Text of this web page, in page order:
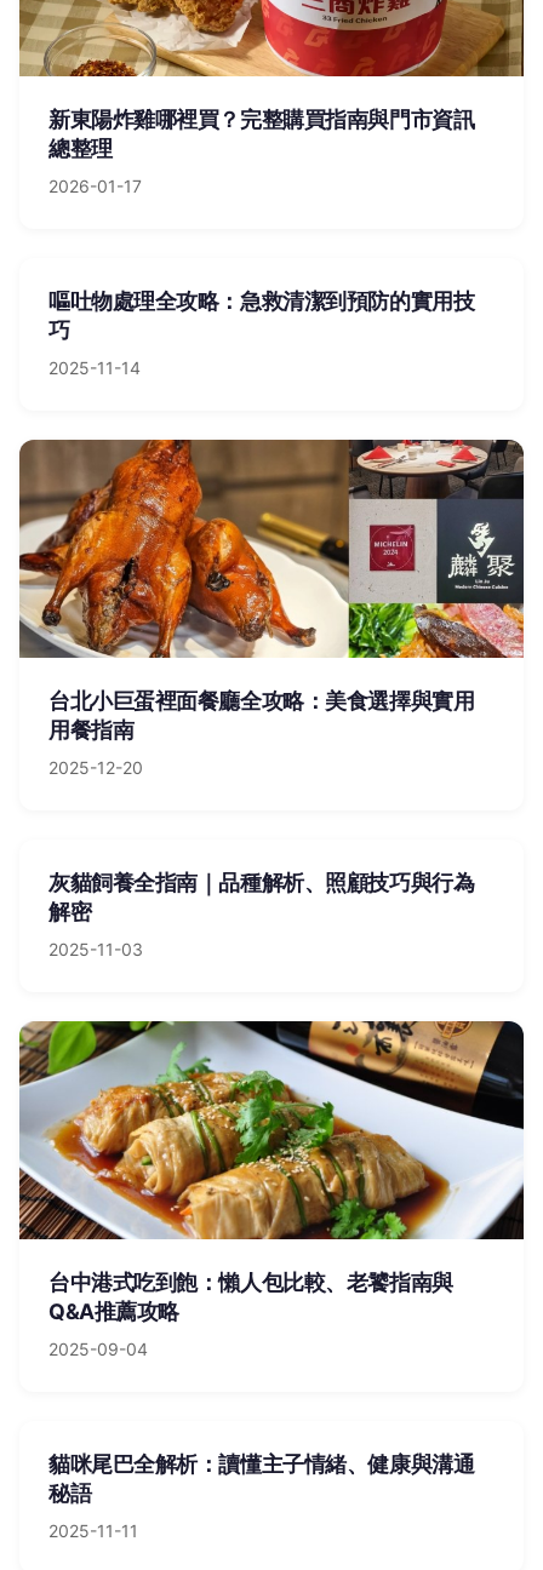
新東陽炸雞哪裡買？完整購買指南與門市資訊
總整理
2026-01-17
嘔吐物處理全攻略：急救清潔到預防的實用技
巧
2025-11-14
台北小巨蛋裡面餐廳全攻略：美食選擇與實用
用餐指南
2025-12-20
灰貓飼養全指南｜品種解析、照顧技巧與行為
解密
2025-11-03
台中港式吃到飽：懶人包比較、老饕指南與
Q&A推薦攻略
2025-09-04
貓咪尾巴全解析：讀懂主子情緒、健康與溝通
秘語
2025-11-11